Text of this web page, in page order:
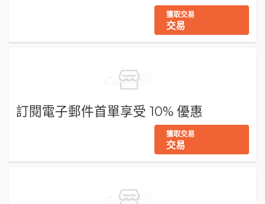
獲取交易
交易
訂閱電子郵件首單享受 10% 優惠
獲取交易
交易